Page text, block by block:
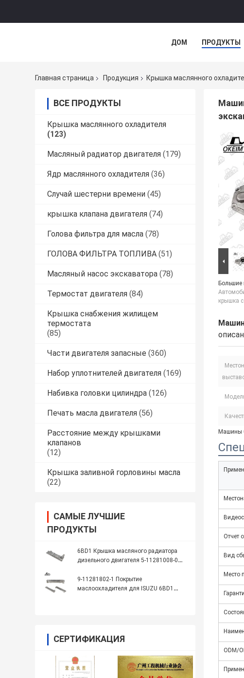
ДОМ ПРОДУКТЫ
Главная страница Продукция Крышка маслянного
ВСЕ ПРОДУКТЫ
Крышка маслянного охладителя
(123)
Масляный радиатор двигателя (179)
Ядр маслянного охладителя (36)
Случай шестерни времени (45)
крышка клапана двигателя (74)
Голова фильтра для масла (78)
ГОЛОВА ФИЛЬТРА ТОПЛИВА (51)
Масляный насос экскаватора (78)
Термостат двигателя (84)
Крышка снабжения жилищем
термостата
(85)
Части двигателя запасные (360)
Набор уплотнителей двигателя (169)
Набивка головки цилиндра (126)
Печать масла двигателя (56)
Расстояние между крышками
клапанов
(12)
Крышка заливной горловины масла
(22)
САМЫЕ ЛУЧШИЕ
ПРОДУКТЫ
6BD1 Крышка масляного радиатора
дизельного двигателя 5-11281008-0
9-11281802-1 Покрытие
маслоохладителя для ISUZU 6BD1
СЕРТИФИКАЦИЯ
Большие
крышка
Машины
Отчет
Вид
Место
ODM/